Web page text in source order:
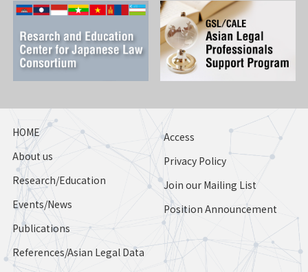
HOME
About us
Research/Education
Events/News
Publications
References/Asian Legal Data
Access
Privacy Policy
Join our Mailing List
Position Announcement